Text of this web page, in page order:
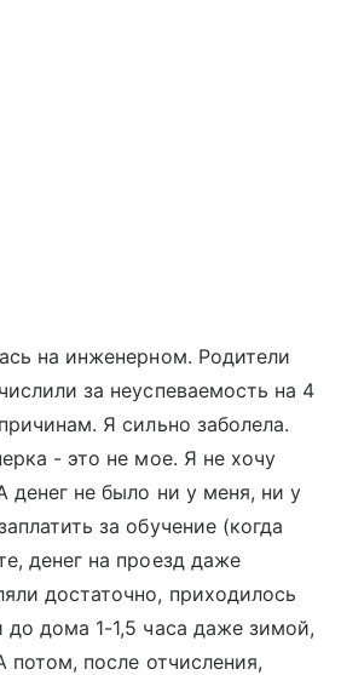
на инженерном. Родители
за неуспеваемость на 4
Я сильно заболела.
- это не мое. Я не хочу
денег не было ни у меня, ни у
за обучение (когда
денег на проезд даже
достаточно, приходилось
дома 1-1,5 часа даже зимой,
потом, после отчисления,